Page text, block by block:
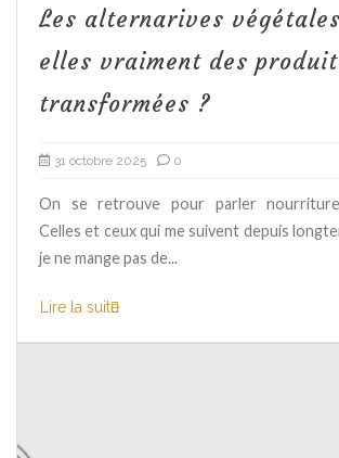
Les alternarives
elles vraiment des
transformées ?
31 octobre 2025 0
On se retrouve pour parler nourriture
Celles et ceux qui me suivent depuis
je ne mange pas de...
Lire la suite